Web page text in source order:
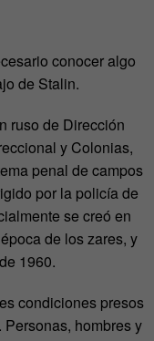
conocer algo
de Stalin.
ruso de Dirección
y Colonias,
penal de campos
por la policía de
se creó en
de los zares, y
1960.
condiciones presos
hombres y